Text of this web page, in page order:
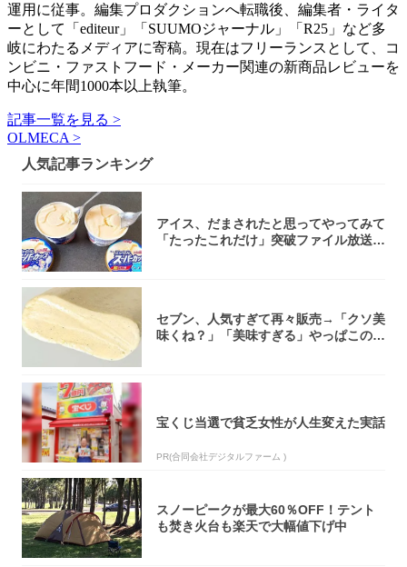
運用に従事。編集プロダクションへ転職後、編集者・ライタ
ーとして「editeur」「SUUMOジャーナル」「R25」など多
岐にわたるメディアに寄稿。現在はフリーランスとして、コ
ンビニ・ファストフード・メーカー関連の新商品レビューを
中心に年間1000本以上執筆。
記事一覧を見る >
OLMECA >
人気記事ランキング
アイス、だまされたと思ってやってみて
「たったこれだけ」突破ファイル放送で
セブン、人気すぎて再々販売→「クソ美
味くね？」「美味すぎる」やっぱこのク
宝くじ当選で貧乏女性が人生変えた実話
PR(合同会社デジタルファーム )
スノーピークが最大60％OFF！テント
も焚き火台も楽天で大幅値下げ中